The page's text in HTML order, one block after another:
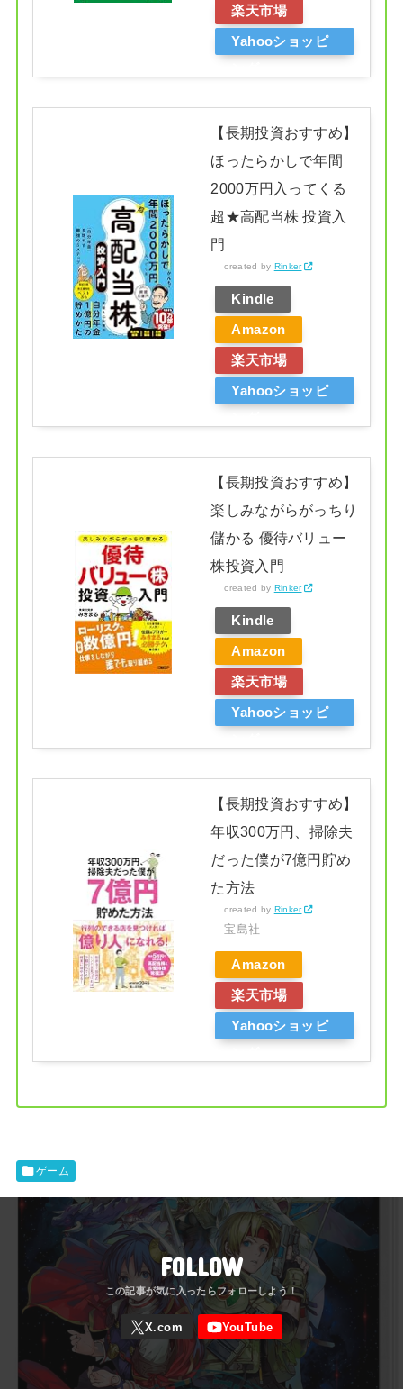
楽天市場
Yahooショッピ
【長期投資おすすめ】
ほったらかしで年間
2000万円入ってくる
超★高配当株 投資入
門
created by Rinker
Kindle
Amazon
楽天市場
Yahooショッピ
【長期投資おすすめ】
楽しみながらがっちり
儲かる 優待バリュー
株投資入門
created by Rinker
Kindle
Amazon
楽天市場
Yahooショッピ
【長期投資おすすめ】
年収300万円、掃除夫
だった僕が7億円貯め
た方法
created by Rinker
宝島社
Amazon
楽天市場
Yahooショッピ
ゲーム
FOLLOW